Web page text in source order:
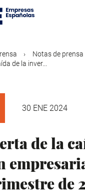
Notas de prensa
de la inver...
30 ENE 2024
de la
de